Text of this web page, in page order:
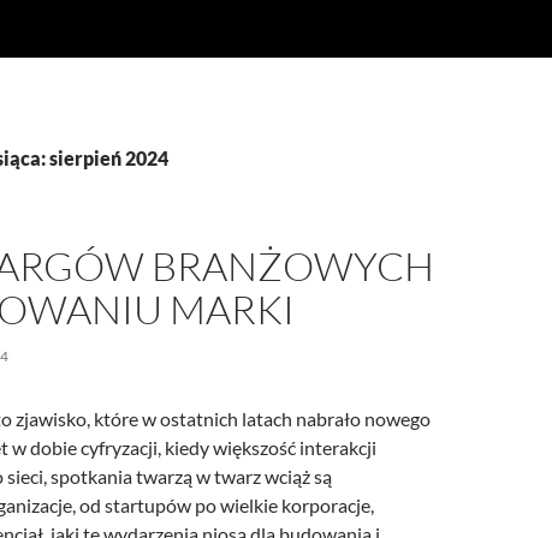
sierpień 2024
BRANŻOWYCH
MARKI
zjawisko, które w ostatnich latach nabrało nowego
w dobie cyfryzacji, kiedy większość interakcji
sieci, spotkania twarzą w twarz wciąż są
od startupów po wielkie korporacje,